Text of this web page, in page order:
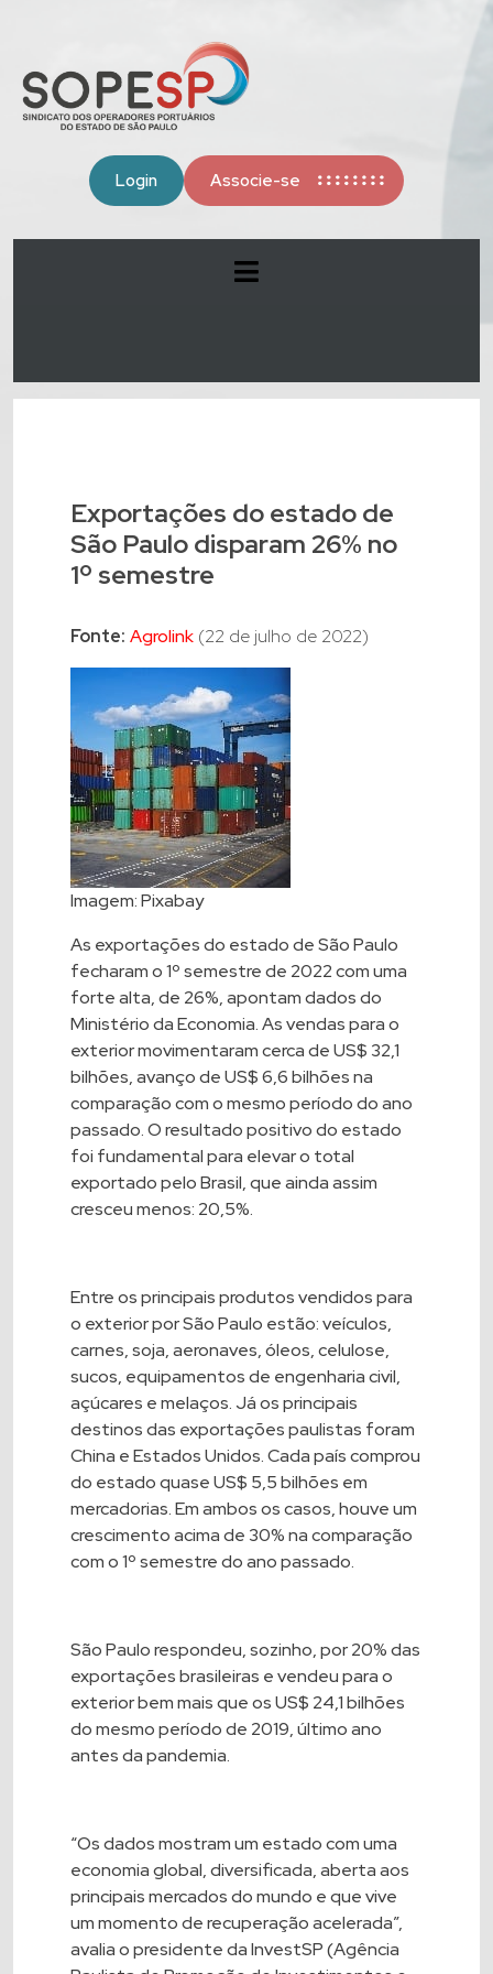
Login Associe-se
Exportações do estado de
São Paulo disparam 26% no
1º semestre
Fonte: Agrolink (22 de julho de 2022)
Imagem: Pixabay
As exportações do estado de São Paulo
fecharam o 1º semestre de 2022 com uma
forte alta, de 26%, apontam dados do
Ministério da Economia. As vendas para o
exterior movimentaram cerca de US$ 32,1
bilhões, avanço de US$ 6,6 bilhões na
comparação com o mesmo período do ano
passado. O resultado positivo do estado
foi fundamental para elevar o total
exportado pelo Brasil, que ainda assim
cresceu menos: 20,5%.
Entre os principais produtos vendidos para
o exterior por São Paulo estão: veículos,
carnes, soja, aeronaves, óleos, celulose,
sucos, equipamentos de engenharia civil,
açúcares e melaços. Já os principais
destinos das exportações paulistas foram
China e Estados Unidos. Cada país comprou
do estado quase US$ 5,5 bilhões em
mercadorias. Em ambos os casos, houve um
crescimento acima de 30% na comparação
com o 1º semestre do ano passado.
São Paulo respondeu, sozinho, por 20% das
exportações brasileiras e vendeu para o
exterior bem mais que os US$ 24,1 bilhões
do mesmo período de 2019, último ano
antes da pandemia.
“Os dados mostram um estado com uma
economia global, diversificada, aberta aos
principais mercados do mundo e que vive
um momento de recuperação acelerada”,
avalia o presidente da InvestSP (Agência